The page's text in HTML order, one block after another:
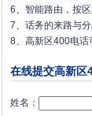
6、智能路由，按
7、话务的来路与
8、高新区400电话
在线提交高新区
姓名：